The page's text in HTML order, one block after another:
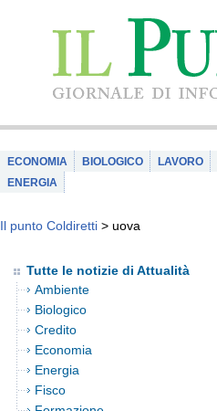
ECONOMIA BIOLOGICO LAVORO
ENERGIA
Il punto Coldiretti > uova
Tutte le notizie di Attualità
Ambiente
Biologico
Credito
Economia
Energia
Fisco